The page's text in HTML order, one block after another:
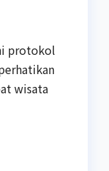
protokol
wisata